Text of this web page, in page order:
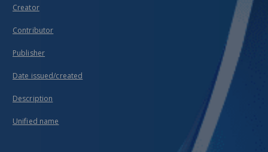
Creator
Contributor
Publisher
Date issued/created
Description
Unified name